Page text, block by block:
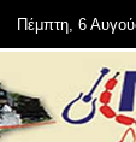
Πέμπτη, 6